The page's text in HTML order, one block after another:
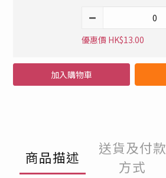
優惠價 HK$13.00
加入購物車
商品描述
送貨及付款
方式